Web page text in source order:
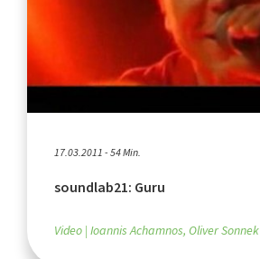
17.03.2011 - 54 Min.
soundlab21: Guru
Video Ioannis Achamnos, Oliver Sonnek